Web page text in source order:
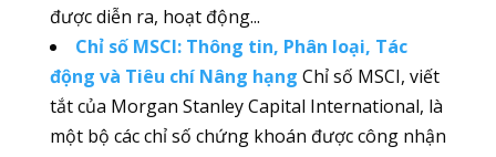
được diễn ra, hoạt động...
Chỉ số MSCI: Thông tin, Phân loại, Tác
động và Tiêu chí Nâng hạng Chỉ số MSCI, viết
tắt của Morgan Stanley Capital International, là
một bộ các chỉ số chứng khoán được công nhận